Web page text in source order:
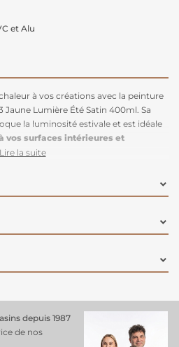
et Alu
à vos créations avec la peinture
Jaune Lumière Été Satin 400ml. Sa
la luminosité estivale et est idéale
vos surfaces intérieures et
conçue pour s’appliquer directement
galva, même s’ils sont déjà traités,
offre une excellente adhérence, une
aérosol facile à utiliser, elle
uniforme et sans coulures, pour un
la V33 Jaune Lumière Été
Lire la suite
depuis 1987
de nos